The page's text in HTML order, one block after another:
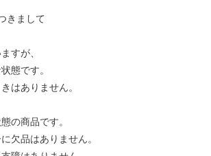
きまして
すが、
態です。
ありません。
商品です。
品はありません。